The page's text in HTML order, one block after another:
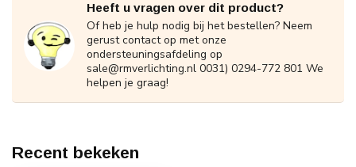
Heeft u vragen over dit product?
Of heb je hulp nodig bij het bestellen? Neem
gerust contact op met onze
ondersteuningsafdeling op
sale@rmverlichting.nl 0031) 0294-772 801 We
helpen je graag!
Recent bekeken